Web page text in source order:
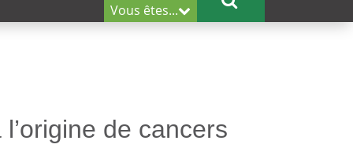
Vous êtes...
de cancers